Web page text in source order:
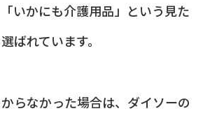
いかにも介護用品」という見た
ばれています。
らなかった場合は、ダイソーの